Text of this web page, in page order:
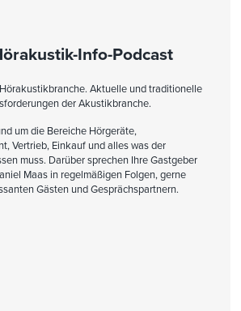
Info-Podcast
Aktuelle und traditionelle
der Akustikbranche.
um die Bereiche Hörgeräte,
Vertrieb, Einkauf und alles was der
muss. Darüber sprechen Ihre Gastgeber
Maas in regelmäßigen Folgen, gerne
Gästen und Gesprächspartnern.